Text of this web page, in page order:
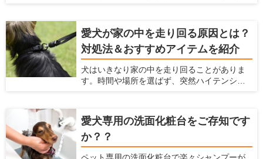
す。 犬を飼っている時の騒音問題に対策する
ための方法、商品をここでは紹介します。
愛犬が家の中を走り回る原因とは？
対処法＆おすすめアイテムを紹介
犬はいきなり家の中を走り回ることがありま
す。時間や場所を選ばず、突然ハイテンショ
への迷惑が気になりますし、鳴いたり唸った
りしながら走ると近所への迷惑も気になりま
す。何より愛犬の健康に問題ないか心配にな
ると思います。この記事では、犬が家の中を
愛犬専用の洗面化粧台をご存知です
か？？